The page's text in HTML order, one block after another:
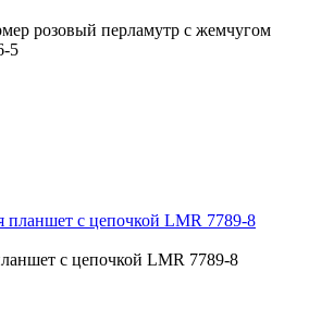
розовый перламутр с жемчугом
5
с цепочкой LMR 7789-8